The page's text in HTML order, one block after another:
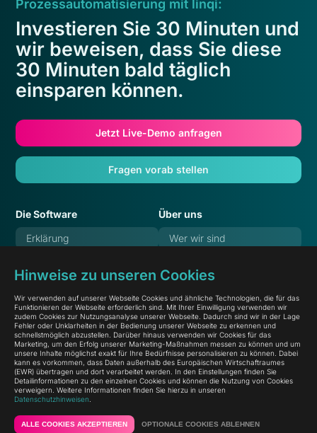
Prozessautomatisierung mit linqi:
Investieren Sie 30 Minuten und
wir beweisen, dass Sie diese
30 Minuten bald täglich
einsparen können.
Jetzt Live-Demo anfragen
Fragen vorab stellen
Die Software
Erklärung
Referenzen
Preise
Häufige Fragen
Über uns
Wer wir sind
Karriere
Blog
Dokumentation
Systemstatus
© 2026linqi GmbH Datenschutz
Hinweise zu unseren Cookies
Wir verwenden auf unserer Webseite Cookies und ähnliche Technologien, die für das
Funktionieren der Webseite erforderlich sind. Mit Ihrer Einwilligung verwenden wir
zudem Cookies zur Nutzungsanalyse unserer Webseite. Dadurch sind wir in der Lage
Fehler oder Unklarheiten in der Bedienung unserer Webseite zu erkennen und
schnellstmöglich abzustellen. Darüber hinaus verwenden wir Cookies für das
Marketing, um den Erfolg unserer Marketing-Maßnahmen messen zu können und um
unsere Inhalte möglichst exakt für Ihre Bedürfnisse personalisieren zu können. Dabei
kann es vorkommen, dass Daten außerhalb des Europäischen Wirtschaftraumes
(EWR) übertragen und dort verarbeitet werden. In den Einstellungen finden Sie
Detailinformationen zu den einzelnen Cookies und können die Nutzung von Cookies
verweigern. Weitere Informationen finden Sie hierzu in unseren
Datenschutzhinweisen
ALLE COOKIES AKZEPTIEREN OPTIONALE COOKIES ABLEHNEN